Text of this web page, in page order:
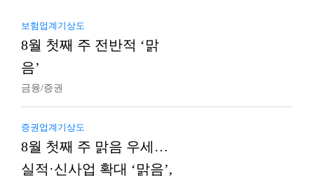
보험업계기상도
8월 첫째 주 전반적 ‘맑
음’
금융/증권
증권업계기상도
8월 첫째 주 맑음 우세…
실적·신사업 확대 ‘맑음’,